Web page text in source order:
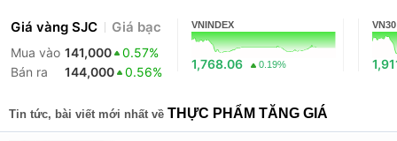
Giá vàng SJC Giá bạc
Mua vào 141,000
0.57%
Bán ra
144,000 0.56%
VNINDEX
1,768.06 0.19%
VN30
Tin tức, bài viết mới nhất về THỰC PHẨM TĂNG GIÁ